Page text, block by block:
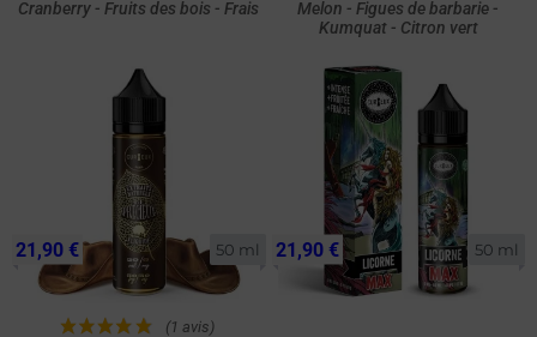
Cranberry - Fruits des bois - Frais
Melon - Figues de barbarie -
Kumquat - Citron vert
50 ml
(1 avis)
21,90 € 50 ml
21,90 €